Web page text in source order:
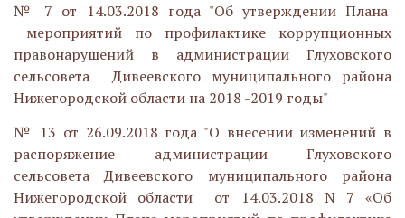
№ 7 от 14.03.2018 года "Об утверждении Плана
мероприятий по профилактике коррупционных
правонарушений в администрации Глуховского
сельсовета Дивеевского муниципального района
Нижегородской области на 2018 -2019 годы"
№ 13 от 26.09.2018 года "О внесении изменений в
распоряжение администрации Глуховского
сельсовета Дивеевского муниципального района
Нижегородской области от 14.03.2018 N 7 «Об